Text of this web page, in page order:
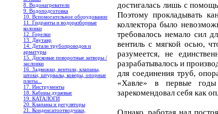
8. Водонагреватели
9. Водоподготовка
10. Вспомогательное оборудование
11. Гидранты и водоразборные
колонки
12. Горелки
13. Двутавр
14. Детали трубопроводов и
арматуры
15. Дисковые поворотные затворы /
заслонки
16. Задвижки, вентили, клапаны,
штоки, штурвалы, коверы, опорные
плиты...
17. Инструменты
18. Кабины душевые
19. КАТАЛОГИ
20. Клапаны и регуляторы
21. Конденсатоотводчики,
достигалась лишь с
Поэтому прокладывать
коллектора было
требовалось немало сил
вентиль с мягкой осью,
разумеется, не
разрабатывалось и
для соединения труб,
«Хавле» в первые годы
зарекомендовал себя как
Однако, работая над